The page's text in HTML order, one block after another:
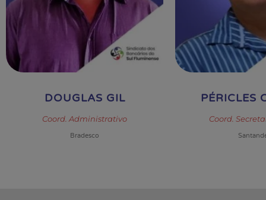
DOUGLAS GIL
Coord. Administrativo
Bradesco
PÉRICLES
Coord.